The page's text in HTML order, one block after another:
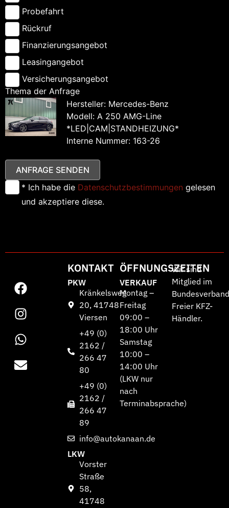
Probefahrt
Rückruf
Finanzierungsangebot
Leasingangebot
Versicherungsangebot
Thema der Anfrage
Hersteller: Mercedes-Benz
Modell: A 250 AMG-Line
*LED|CAM|STANDHEIZUNG*
Interne Nummer: 163-26
ANFRAGE SENDEN
* Ich habe die Datenschutzbestimmungen gelesen
und akzeptiere diese.
KONTAKT
PKW
Kränkelsweg
20, 41748
Viersen
+49 (0)
2162 /
266 47
80
+49 (0)
2162 /
266 47
89
info@autokanaan.de
LKW
Vorster
Straße
58,
41748
ÖFFNUNGSZEITEN
VERKAUF
Montag –
Freitag
09:00 –
18:00 Uhr
Samstag
10:00 –
14:00 Uhr
(LKW nur
nach
Terminabsprache)
Wir sind
Mitglied im
Bundesverband
Freier KFZ-
Händler.